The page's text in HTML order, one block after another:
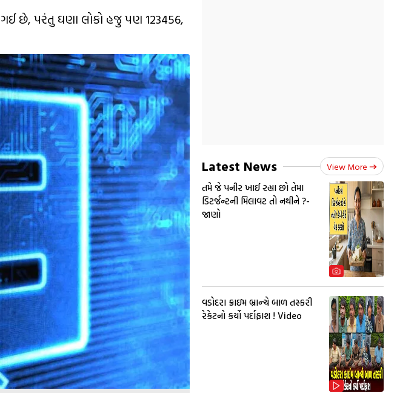
ગઈ છે, પરંતુ ઘણા લોકો હજુ પણ 123456,
Latest News View More
તમે જે પનીર ખાઈ રહ્યા છો તેમા
ડિટર્જન્ટની મિલાવટ તો નથીને ?-
જાણો
વડોદરા ક્રાઇમ બ્રાન્ચે બાળ તસ્કરી
રેકેટનો કર્યો પર્દાફાશ ! Video